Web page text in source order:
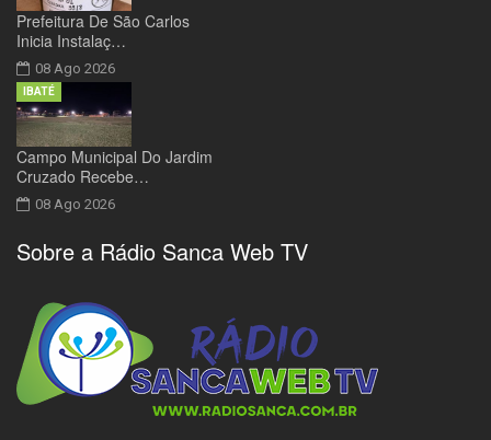
Prefeitura De São Carlos
Inicia Instalaç…
08 Ago 2026
Campo Municipal Do Jardim
Cruzado Recebe…
08 Ago 2026
IBATÉ
Sobre a Rádio Sanca Web TV